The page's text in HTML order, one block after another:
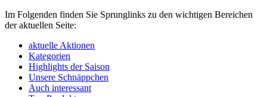
Im Folgenden finden Sie Sprunglinks zu den wichtigen Bereichen
der aktuellen Seite:
aktuelle Aktionen
Kategorien
Highlights der Saison
Unsere Schnäppchen
Auch interessant